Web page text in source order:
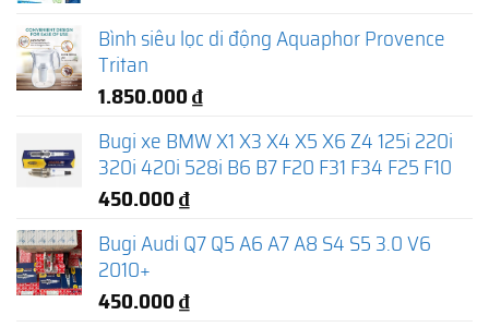
Bình siêu lọc di động Aquaphor Provence
Tritan
1.850.000₫
Bugi xe BMW X1 X3 X4 X5 X6 Z4 125i 220i
320i 420i 528i B6 B7 F20 F31 F34 F25 F10
450.000₫
Bugi Audi Q7 Q5 A6 A7 A8 S4 S5 3.0 V6
2010+
450.000₫